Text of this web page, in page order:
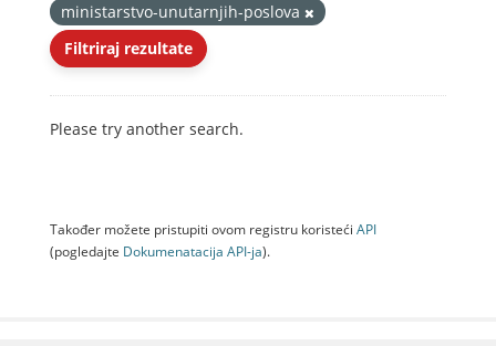
ministarstvo-unutarnjih-poslova
Filtriraj rezultate
Please try another search.
Također možete pristupiti ovom registru koristeći API
(pogledajte Dokumenаtаcijа API-jа).